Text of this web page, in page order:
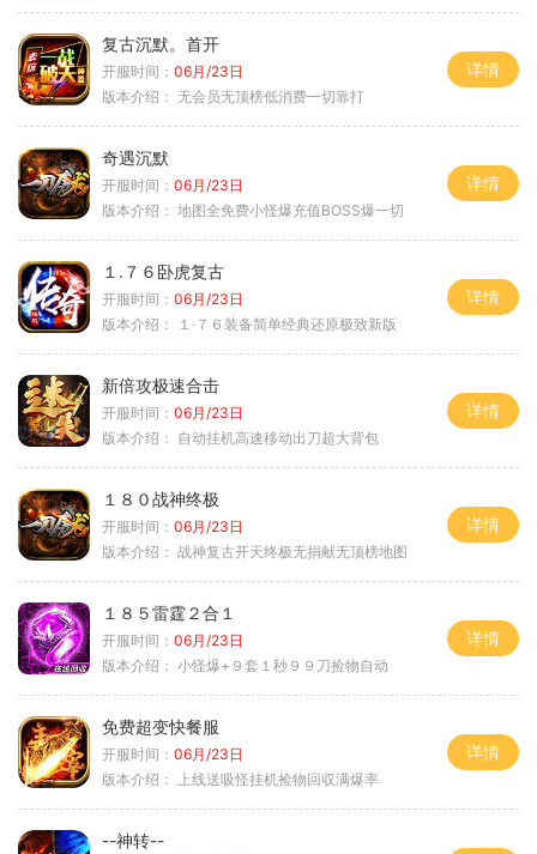
复古沉默。首开
开服时间： 06月/23日
版本介绍： 无会员无顶榜低消费一切靠打
详情
奇遇沉默
开服时间： 06月/23日
版本介绍： 地图全免费小怪爆充值BOSS爆一切
详情
１.７６卧虎复古
开服时间： 06月/23日
版本介绍：
１·７６装备简单经典还原极致新版
详情
新倍攻极速合击
开服时间： 06月/23日
版本介绍： 自动挂机高速移动出刀超大背包
详情
１８０战神终极
开服时间： 06月/23日
版本介绍： 战神复古开天终极无捐献无顶榜地图
详情
１８５雷霆２合１
开服时间： 06月/23日
版本介绍： 小怪爆+９套１秒９９刀捡物自动
详情
免费超变快餐服
开服时间： 06月/23日
版本介绍：
上线送吸怪挂机捡物回収满爆率
详情
--神转--